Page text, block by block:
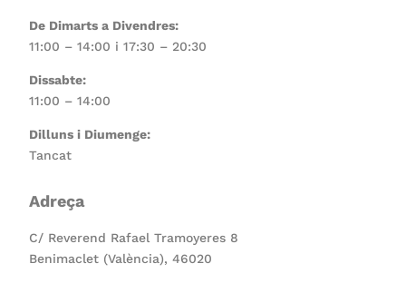
De Dimarts a Divendres:
11:00 – 14:00 i 17:30 – 20:30
Dissabte:
11:00 – 14:00
Dilluns i Diumenge:
Tancat
Adreça
C/ Reverend Rafael Tramoyeres 8
Benimaclet (València), 46020